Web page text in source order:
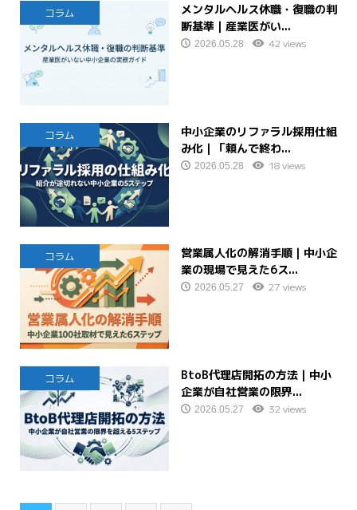
コラム
メンタルヘルス休職・復職の判
断基準｜産業医がい...
2026.05.28 42 views
コラム
中小企業のリファラル採用仕組
み化｜「頼んで終わ...
2026.05.28 18 views
コラム
営業属人化の解消手順｜中小企
業の現場で見えた6ス...
2026.05.27 27 views
コラム
BtoB代理店開拓の方法｜中小
企業が自社営業の限界...
2026.05.27 32 views